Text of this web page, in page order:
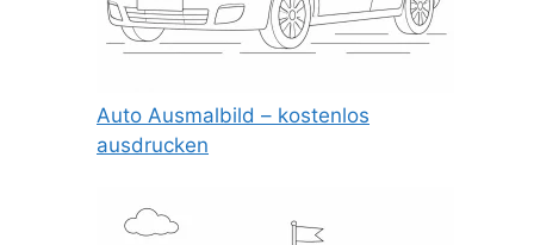
Auto Ausmalbild – kostenlos
ausdrucken